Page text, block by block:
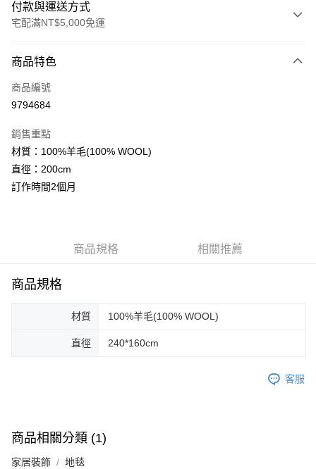
付款與運送方式
宅配滿NT$5,000免運
信用卡一次付款
LINE Pay
ATM付款
運送方式
商品特色
商品編號
9794684
銷售重點
材質：100%羊毛(100% WOOL)
直徑：200cm
訂作時間2個月
商品規格 相關推薦
商品規格
材質 100%羊毛(100% WOOL)
直徑 240*160cm
客服
商品相關分類 (1)
家居裝飾 地毯